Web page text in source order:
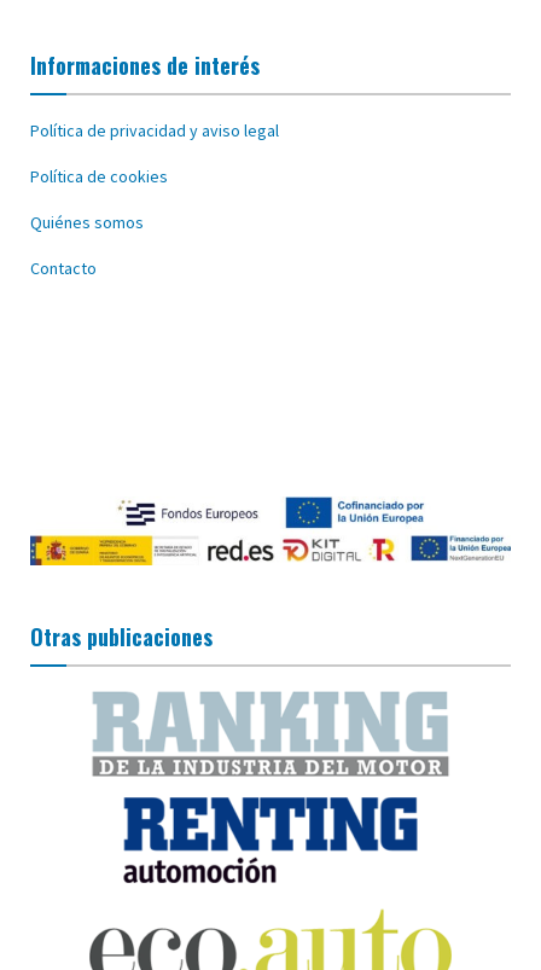
Informaciones de interés
Política de privacidad y aviso legal
Política de cookies
Quiénes somos
Contacto
Otras publicaciones